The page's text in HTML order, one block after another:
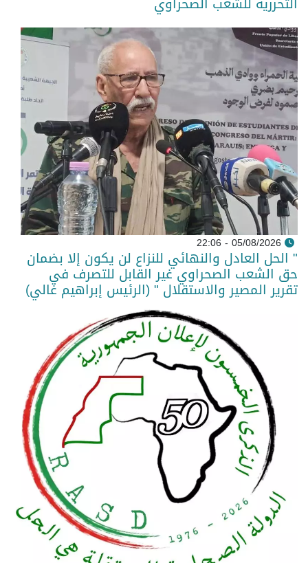
05/08/2026 - 22:06
" الحل العادل والنهائي للنزاع لن يكون إلا بضمان
حق الشعب الصحراوي غير القابل للتصرف في
تقرير المصير والاستقلال " (الرئيس إبراهيم غالي)